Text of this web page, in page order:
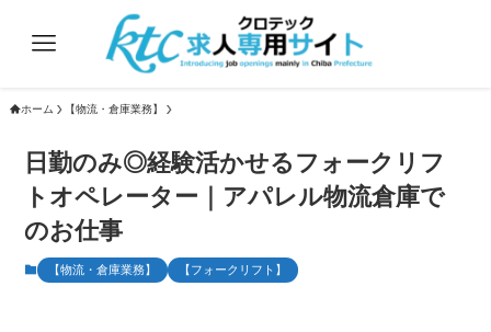
ホーム 【物流・倉庫業務】
日勤のみ◎経験活かせるフォークリフ
トオペレーター｜アパレル物流倉庫で
のお仕事
【物流・倉庫業務】 【フォークリフト】